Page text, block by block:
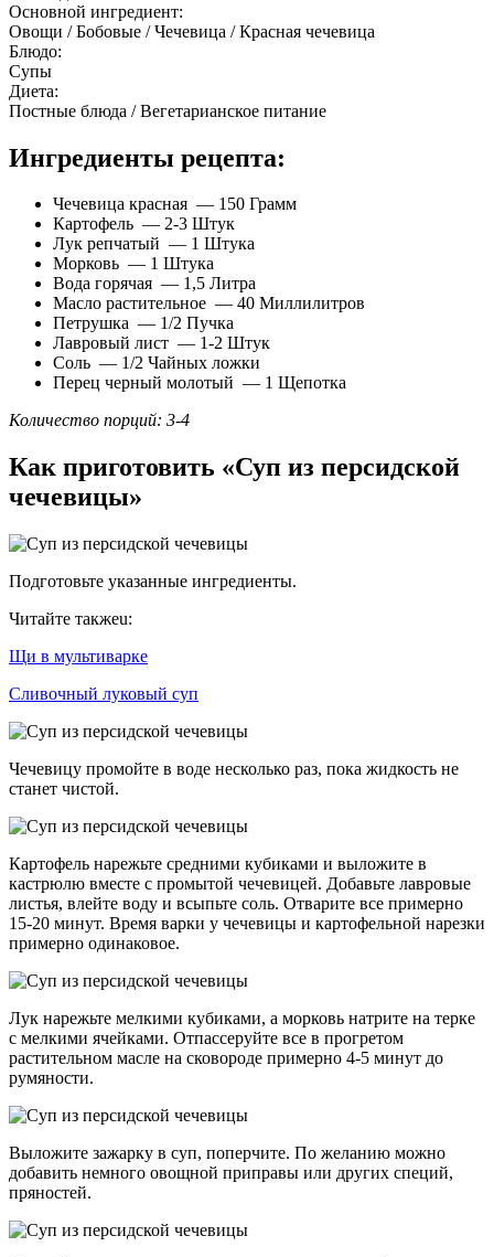
Основной ингредиент:
Овощи / Бобовые / Чечевица / Красная чечевица
Блюдо:
Супы
Диета:
Постные блюда / Вегетарианское питание
Ингредиенты рецепта:
Чечевица красная — 150 Грамм
Картофель — 2-3 Штук
Лук репчатый — 1 Штука
Морковь — 1 Штука
Вода горячая — 1,5 Литра
Масло растительное — 40 Миллилитров
Петрушка — 1/2 Пучка
Лавровый лист — 1-2 Штук
Соль — 1/2 Чайных ложки
Перец черный молотый — 1 Щепотка
Количество порций: 3-4
Как приготовить «Суп из персидской
чечевицы»
Подготовьте указанные ингредиенты.
Читайте такжеu:
Щи в мультиварке
Сливочный луковый суп
Чечевицу промойте в воде несколько раз, пока жидкость не
станет чистой.
Картофель нарежьте средними кубиками и выложите в
кастрюлю вместе с промытой чечевицей. Добавьте лавровые
листья, влейте воду и всыпьте соль. Отварите все примерно
15-20 минут. Время варки у чечевицы и картофельной нарезки
примерно одинаковое.
Лук нарежьте мелкими кубиками, а морковь натрите на терке
с мелкими ячейками. Отпассеруйте все в прогретом
растительном масле на сковороде примерно 4-5 минут до
румяности.
Выложите зажарку в суп, поперчите. По желанию можно
добавить немного овощной приправы или других специй,
пряностей.